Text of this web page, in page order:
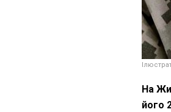
На
його